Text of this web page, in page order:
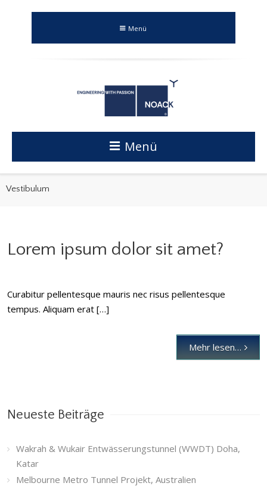
Menü
Menü
Vestibulum
Lorem ipsum dolor sit amet?
Curabitur pellentesque mauris nec risus pellentesque
tempus. Aliquam erat […]
Mehr lesen…
Neueste Beiträge
Wakrah & Wukair Entwässerungstunnel (WWDT) Doha,
Katar
Melbourne Metro Tunnel Projekt, Australien